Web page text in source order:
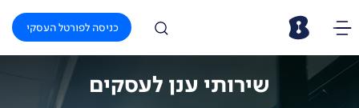
כניסה לפורטל העסקי
שירותי ענן לעסקים